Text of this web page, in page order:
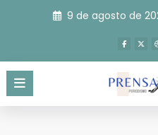
9 de agosto de